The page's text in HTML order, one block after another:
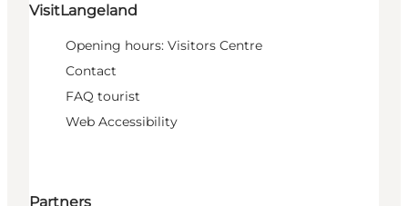
VisitLangeland
Opening hours: Visitors Centre
Contact
FAQ tourist
Web Accessibility
Partners